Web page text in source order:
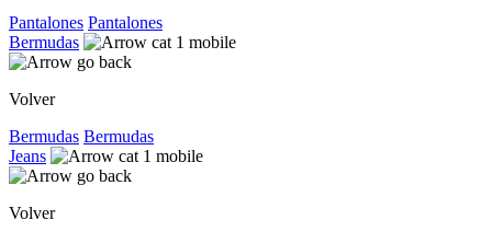
Pantalones Pantalones
Bermudas
Volver
Bermudas Bermudas
Jeans
Volver